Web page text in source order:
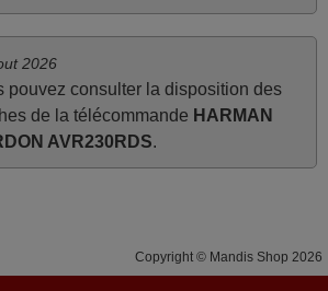
10101055 (LED55FSBI)
10103320
10104151
LED32HSW
LED42FSB
LED42FSW
LED49FSW
MD31176 BE-A
Joel,
commande effectuée a 13h30est
Je vous en remercie d’avance et
2026
pouvez consulter la disposition des
de la télécommande HARMAN
AVR230RDS.
Copyright © Mandis Shop 2026